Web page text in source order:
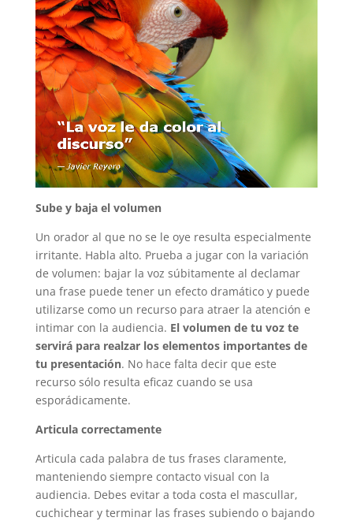
Sube y baja el volumen
Un orador al que no se le oye resulta especialmente
irritante. Habla alto. Prueba a jugar con la variación
de volumen: bajar la voz súbitamente al declamar
una frase puede tener un efecto dramático y puede
utilizarse como un recurso para atraer la atención e
intimar con la audiencia. El volumen de tu voz te
servirá para realzar los elementos importantes de
tu presentación. No hace falta decir que este
recurso sólo resulta eficaz cuando se usa
esporádicamente.
Articula correctamente
Articula cada palabra de tus frases claramente,
manteniendo siempre contacto visual con la
audiencia. Debes evitar a toda costa el mascullar,
cuchichear y terminar las frases subiendo o bajando